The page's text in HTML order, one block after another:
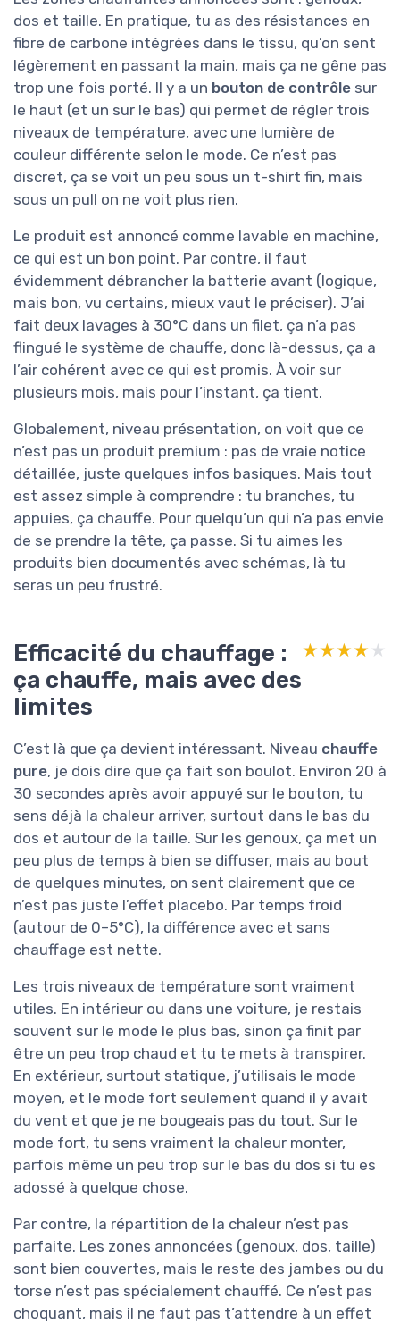
dos et taille. En pratique, tu as des résistances en
fibre de carbone intégrées dans le tissu, qu’on sent
légèrement en passant la main, mais ça ne gêne pas
trop une fois porté. Il y a un bouton de contrôle sur
le haut (et un sur le bas) qui permet de régler trois
niveaux de température, avec une lumière de
couleur différente selon le mode. Ce n’est pas
discret, ça se voit un peu sous un t-shirt fin, mais
sous un pull on ne voit plus rien.
Le produit est annoncé comme lavable en machine,
ce qui est un bon point. Par contre, il faut
évidemment débrancher la batterie avant (logique,
mais bon, vu certains, mieux vaut le préciser). J’ai
fait deux lavages à 30°C dans un filet, ça n’a pas
flingué le système de chauffe, donc là-dessus, ça a
l’air cohérent avec ce qui est promis. À voir sur
plusieurs mois, mais pour l’instant, ça tient.
Globalement, niveau présentation, on voit que ce
n’est pas un produit premium : pas de vraie notice
détaillée, juste quelques infos basiques. Mais tout
est assez simple à comprendre : tu branches, tu
appuies, ça chauffe. Pour quelqu’un qui n’a pas envie
de se prendre la tête, ça passe. Si tu aimes les
produits bien documentés avec schémas, là tu
seras un peu frustré.
Efficacité du chauffage :
ça chauffe, mais avec des
limites
★★★★★
★★★★★
C’est là que ça devient intéressant. Niveau chauffe
pure, je dois dire que ça fait son boulot. Environ 20 à
30 secondes après avoir appuyé sur le bouton, tu
sens déjà la chaleur arriver, surtout dans le bas du
dos et autour de la taille. Sur les genoux, ça met un
peu plus de temps à bien se diffuser, mais au bout
de quelques minutes, on sent clairement que ce
n’est pas juste l’effet placebo. Par temps froid
(autour de 0–5°C), la différence avec et sans
chauffage est nette.
Les trois niveaux de température sont vraiment
utiles. En intérieur ou dans une voiture, je restais
souvent sur le mode le plus bas, sinon ça finit par
être un peu trop chaud et tu te mets à transpirer.
En extérieur, surtout statique, j’utilisais le mode
moyen, et le mode fort seulement quand il y avait
du vent et que je ne bougeais pas du tout. Sur le
mode fort, tu sens vraiment la chaleur monter,
parfois même un peu trop sur le bas du dos si tu es
adossé à quelque chose.
Par contre, la répartition de la chaleur n’est pas
parfaite. Les zones annoncées (genoux, dos, taille)
sont bien couvertes, mais le reste des jambes ou du
torse n’est pas spécialement chauffé. Ce n’est pas
choquant, mais il ne faut pas t’attendre à un effet